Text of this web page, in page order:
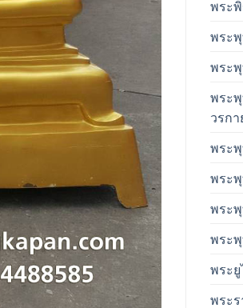
พระ
พระ
พระ
พระ
วรกา
พระ
พระ
พระ
พระ
พระยู
พระ